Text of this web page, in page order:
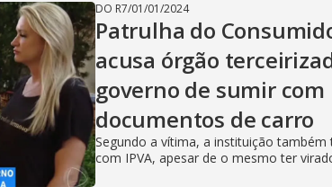
DO R7/01/01/2024
Patrulha do
acusa órgão
governo de sumir com
documentos de carro
Segundo a vítima, a instituição também
com IPVA, apesar de o mesmo ter